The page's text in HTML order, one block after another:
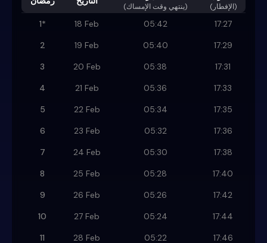
(ينتهي وقت الإمساك) (الإفطار)
1* 18 Feb 05:42
17:27
2
19 Feb 05:40
17:29
3
20 Feb 05:38
17:31
4
21 Feb 05:36
17:33
5
22 Feb 05:34
17:35
6
23 Feb 05:32
17:36
7
24 Feb 05:30
17:38
8
25 Feb 05:28
17:40
9
26 Feb 05:26
17:42
10
27 Feb 05:24
17:44
11
28 Feb 05:22
17:46